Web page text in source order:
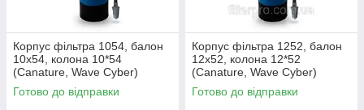
Корпус фільтра 1054, балон
10х54, колона 10*54
(Canature, Wave Cyber)
10"х54" з трубою
Готово до відправки
Корпус фільтра 1252, балон
12х52, колона 12*52
(Canature, Wave Cyber)
12"х52" з трубою та дистриб.
Готово до відправки